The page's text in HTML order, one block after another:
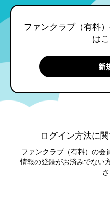
ファンクラブ（有料
は
ログイン方法に
ファンクラブ（有料）の会
情報の登録がお済みでない
さ